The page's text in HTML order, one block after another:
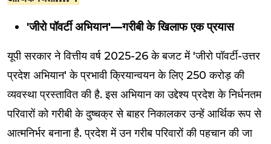
'जीरो पॉवर्टी अभियान'—गरीबी के खिलाफ एक प्रयास
यूपी सरकार ने वित्तीय वर्ष 2025-26 के बजट में 'जीरो पॉवर्टी-उत्तर
प्रदेश अभियान' के प्रभावी क्रियान्वयन के लिए ₹250 करोड़ की
व्यवस्था प्रस्तावित की है. इस अभियान का उद्देश्य प्रदेश के निर्धनतम
परिवारों को गरीबी के दुष्चक्र से बाहर निकालकर उन्हें आर्थिक रूप से
आत्मनिर्भर बनाना है. प्रदेश में उन गरीब परिवारों की पहचान की जा